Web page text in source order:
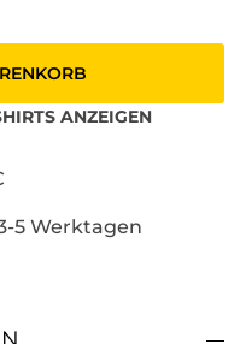
ANZEIGEN
5 Werktagen